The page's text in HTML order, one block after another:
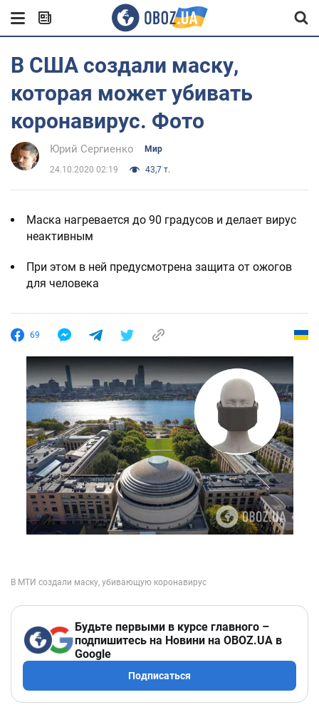
В США создали маску,
которая может убивать
коронавирус. Фото
Юрий Сергиенко Мир
24.10.2020 02:19 43,7 т.
Маска нагревается до 90 градусов и делает вирус
неактивным
При этом в ней предусмотрена защита от ожогов
для человека
69
Будьте первыми в курсе главного –
подпишитесь на Новини на OBOZ.UA в
Google
Подписаться